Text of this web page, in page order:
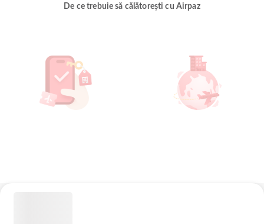
De ce trebuie să călătorești cu Airpaz